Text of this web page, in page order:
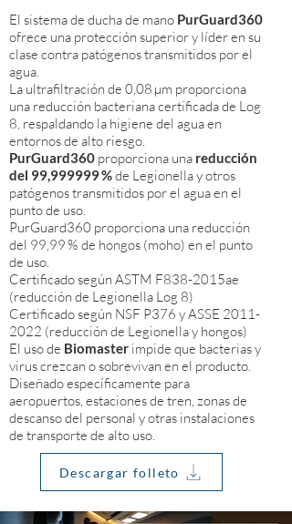
El sistema de ducha de mano PurGuard360
ofrece una protección superior y líder en su
clase contra patógenos transmitidos por el
agua.
La ultrafiltración de 0,08 µm proporciona
una reducción bacteriana certificada de Log
8, respaldando la higiene del agua en
entornos de alto riesgo.
PurGuard360 proporciona una reducción
del 99,999999 %de Legionella y otros
patógenos transmitidos por el agua en el
punto de uso.
PurGuard360 proporciona una reducción
del 99,99 % de hongos (moho) en el punto
de uso.
Certificado según ASTM F838-2015ae
(reducción de Legionella Log 8)
Certificado según NSF P376 y ASSE 2011-
2022 (reducción de Legionella y hongos)
El uso de Biomaster impide que bacterias y
virus crezcan o sobrevivan en el producto.
Diseñado específicamente para
aeropuertos, estaciones de tren, zonas de
descanso del personal y otras instalaciones
de transporte de alto uso.
Descargar folleto